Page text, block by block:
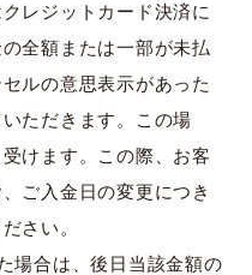
レジットカード決済に
全額または一部が未払
ルの意思表示があった
ただきます。この場
けます。この際、お客
ご入金日の変更につき
さい。
場合は、後日当該金額の